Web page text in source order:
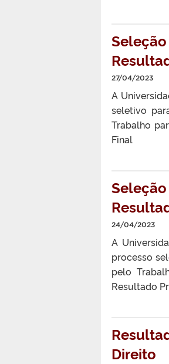
27/04/2023
A
seletivo
Trabalho
Final
24/04/2023
A
processo
pelo
Resultado
Direito